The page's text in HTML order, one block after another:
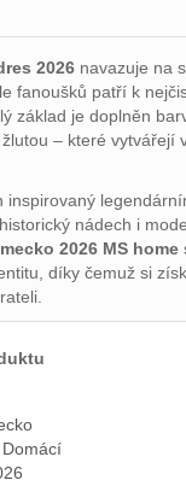
2026 navazuje na
fanoušků patří k
základ je doplněn
– které vytvářejí
inspirovaný
nádech i
2026 MS home
díky čemuž si